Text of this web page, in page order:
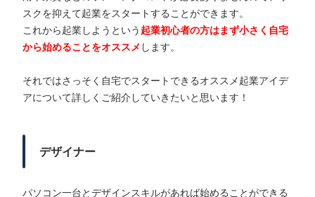
スクを抑えて起業をスタートすることができます。
これから起業しようという 起業初心者の方はまず小さく自宅
から始めることをオススメ します。
それではさっそく自宅でスタートできるオススメ起業アイデ
アについて詳しくご紹介していきたいと思います！
デザイナー
パソコン一台とデザインスキルがあれば始めることができる